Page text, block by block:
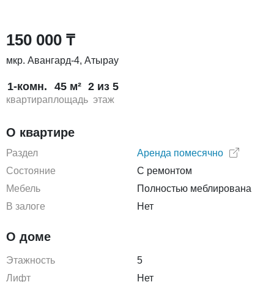
150 000 ₸
мкр. Авангард-4, Атырау
1-комн.
квартира
45 м²
площадь
2 из 5
этаж
О квартире
Раздел
Аренда помесячно
Состояние
С ремонтом
Мебель
Полностью меблирована
В залоге
Нет
О доме
Этажность
5
Лифт
Нет